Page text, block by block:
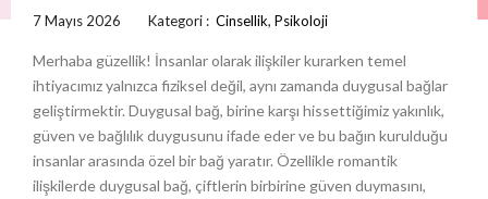
7 Mayıs 2026 Kategori : Cinsellik, Psikoloji
Merhaba güzellik! İnsanlar olarak ilişkiler kurarken temel
ihtiyacımız yalnızca fiziksel değil, aynı zamanda duygusal bağlar
geliştirmektir. Duygusal bağ, birine karşı hissettiğimiz yakınlık,
güven ve bağlılık duygusunu ifade eder ve bu bağın kurulduğu
insanlar arasında özel bir bağ yaratır. Özellikle romantik
ilişkilerde duygusal bağ, çiftlerin birbirine güven duymasını,